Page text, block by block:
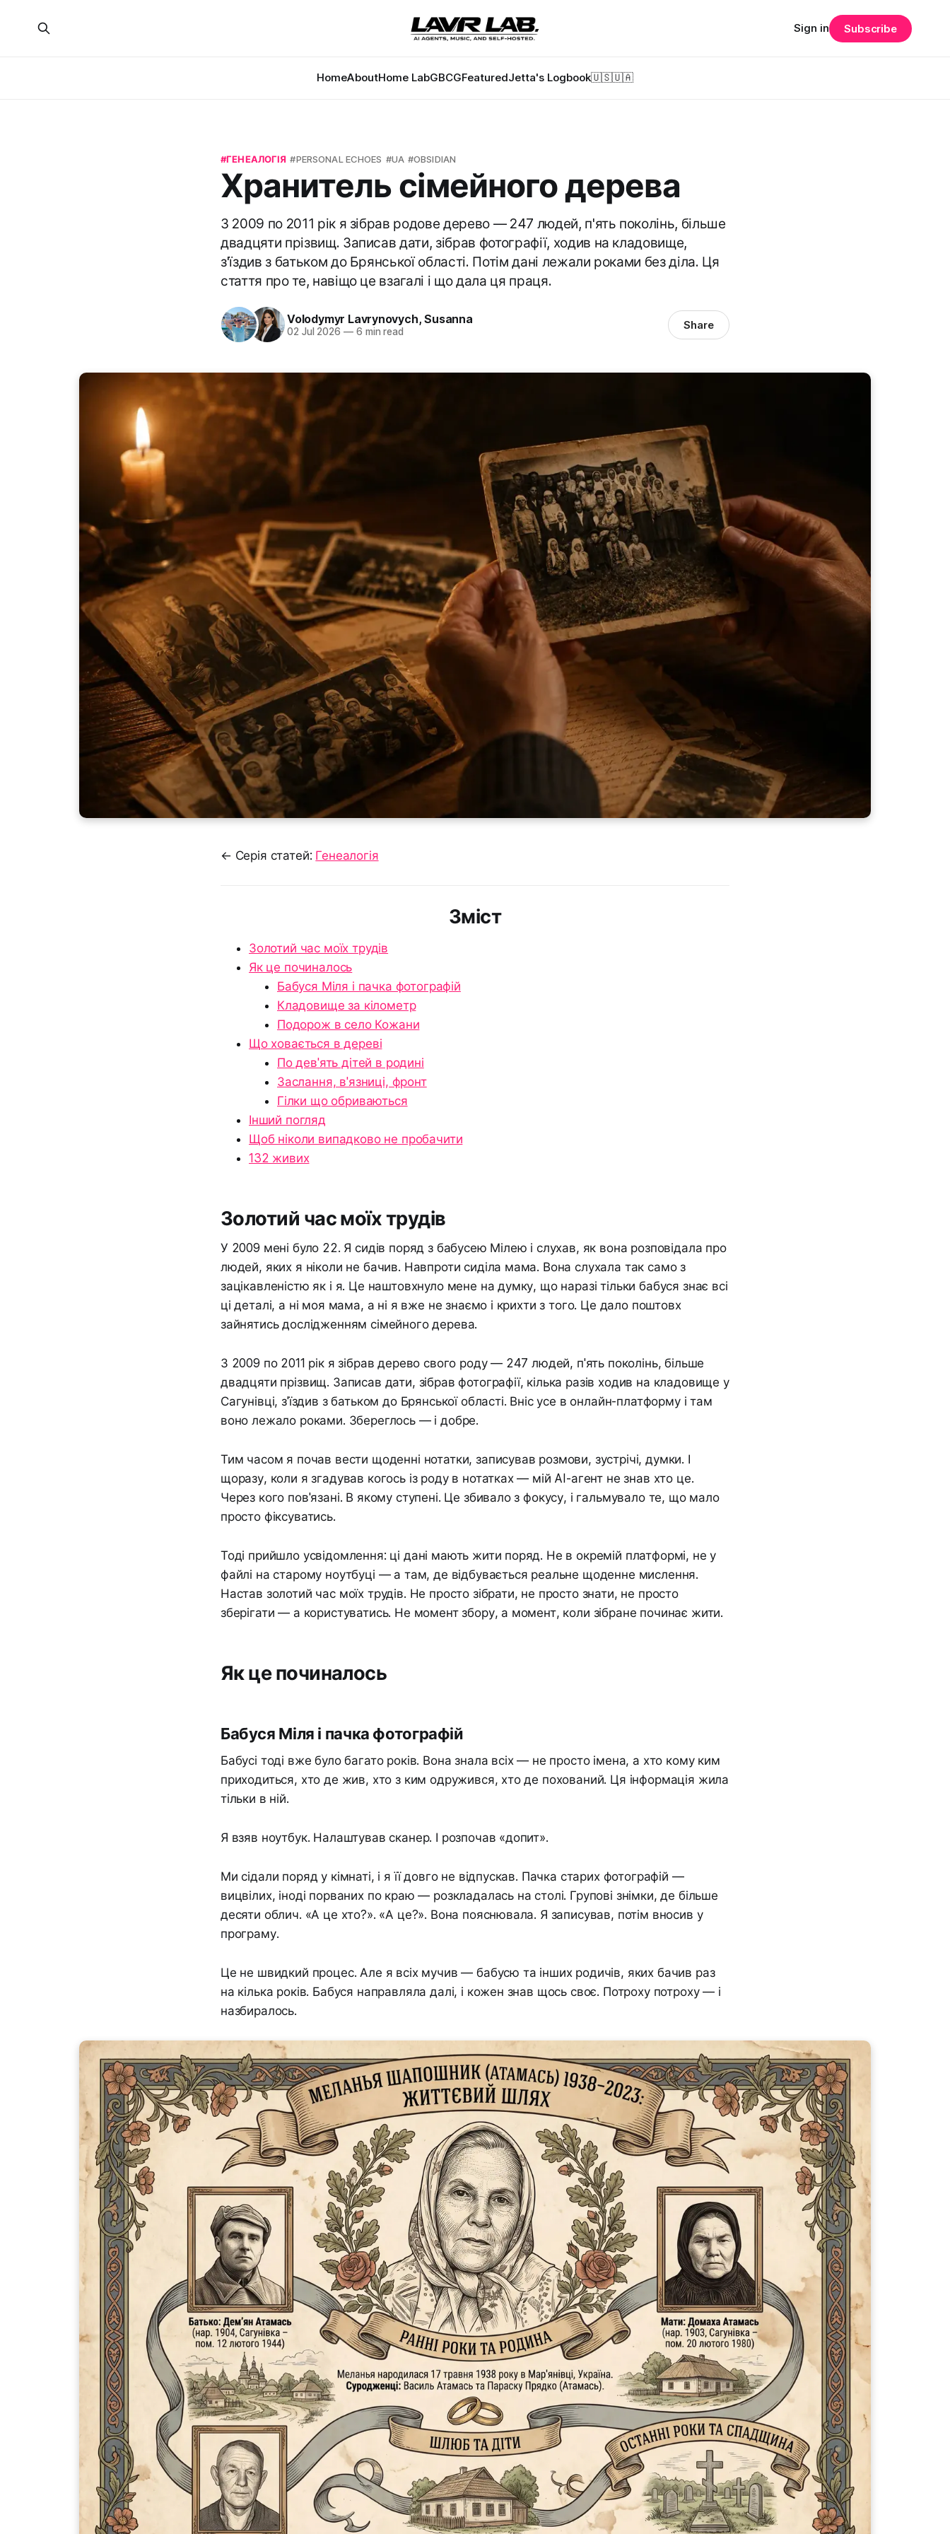
HomeAboutHome LabGBCGFeaturedJetta's Logbook🇺🇸🇺🇦
Sign in Subscribe
ГЕНЕАЛОГІЯ PERSONAL ECHOES UA OBSIDIAN
Хранитель сімейного дерева
З 2009 по 2011 рік я зібрав родове дерево — 247 людей, п'ять поколінь, більше
двадцяти прізвищ. Записав дати, зібрав фотографії, ходив на кладовище,
з'їздив з батьком до Брянської області. Потім дані лежали роками без діла. Ця
стаття про те, навіщо це взагалі і що дала ця праця.
Volodymyr Lavrynovych,Susanna
02 Jul 2026 —6 min read Share
← Серія статей: Генеалогія
Зміст
Золотий час моїх трудів
Як це починалось
Бабуся Міля і пачка фотографій
Кладовище за кілометр
Подорож в село Кожани
Що ховається в дереві
По дев'ять дітей в родині
Заслання, в'язниці, фронт
Гілки що обриваються
Інший погляд
Щоб ніколи випадково не пробачити
132 живих
Золотий час моїх трудів
У 2009 мені було 22. Я сидів поряд з бабусею Мілею і слухав, як вона розповідала про
людей, яких я ніколи не бачив. Навпроти сиділа мама. Вона слухала так само з
зацікавленістю як і я. Це наштовхнуло мене на думку, що наразі тільки бабуся знає всі
ці деталі, а ні моя мама, а ні я вже не знаємо і крихти з того. Це дало поштовх
зайнятись дослідженням сімейного дерева.
З 2009 по 2011 рік я зібрав дерево свого роду — 247 людей, п'ять поколінь, більше
двадцяти прізвищ. Записав дати, зібрав фотографії, кілька разів ходив на кладовище у
Сагунівці, з'їздив з батьком до Брянської області. Вніс усе в онлайн-платформу і там
воно лежало роками. Збереглось — і добре.
Тим часом я почав вести щоденні нотатки, записував розмови, зустрічі, думки. І
щоразу, коли я згадував когось із роду в нотатках — мій AI-агент не знав хто це.
Через кого пов'язані. В якому ступені. Це збивало з фокусу, і гальмувало те, що мало
просто фіксуватись.
Тоді прийшло усвідомлення: ці дані мають жити поряд. Не в окремій платформі, не у
файлі на старому ноутбуці — а там, де відбувається реальне щоденне мислення.
Настав золотий час моїх трудів. Не просто зібрати, не просто знати, не просто
зберігати — а користуватись. Не момент збору, а момент, коли зібране починає жити.
Як це починалось
Бабуся Міля і пачка фотографій
Бабусі тоді вже було багато років. Вона знала всіх — не просто імена, а хто кому ким
приходиться, хто де жив, хто з ким одружився, хто де похований. Ця інформація жила
тільки в ній.
Я взяв ноутбук. Налаштував сканер. І розпочав «допит».
Ми сідали поряд у кімнаті, і я її довго не відпускав. Пачка старих фотографій —
вицвілих, іноді порваних по краю — розкладалась на столі. Групові знімки, де більше
десяти облич. «А це хто?». «А це?». Вона пояснювала. Я записував, потім вносив у
програму.
Це не швидкий процес. Але я всіх мучив — бабусю та інших родичів, яких бачив раз
на кілька років. Бабуся направляла далі, і кожен знав щось своє. Потроху потроху — і
назбиралось.